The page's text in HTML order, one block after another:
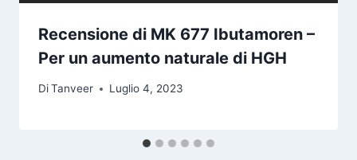
Recensione di MK 677 Ibutamoren –
Per un aumento naturale di HGH
DiTanveer Luglio 4, 2023